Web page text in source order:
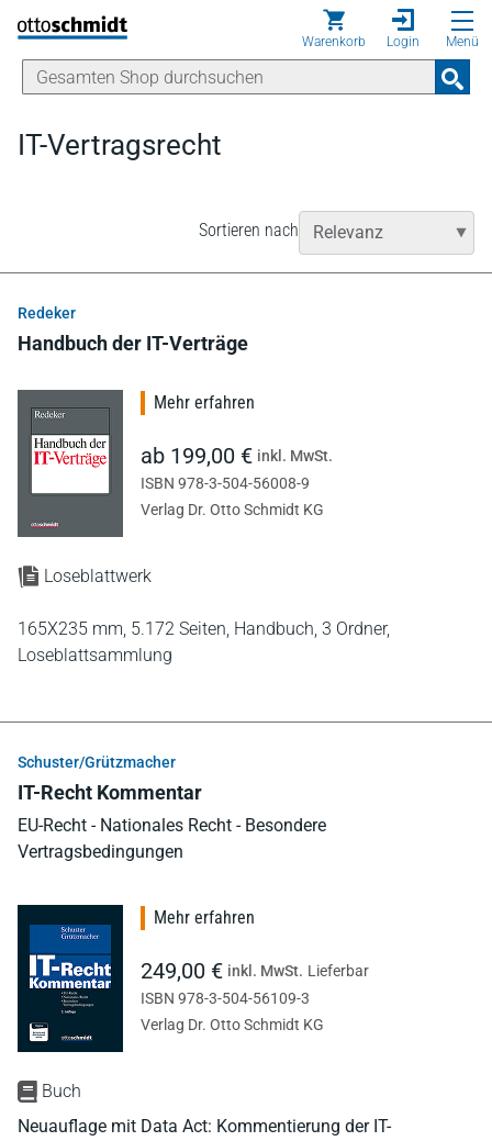
Direkt zum Inhalt
Warenkorb Login Menü
IT-Vertragsrecht
Sortieren nach
Redeker
Handbuch der IT-Verträge
Loseblattwerk
165X235 mm, 5.172 Seiten, Handbuch, 3 Ordner,
Loseblattsammlung
Mehr erfahren
ab 199,00 € inkl. MwSt.
ISBN 978-3-504-56008-9
Verlag Dr. Otto Schmidt KG
Schuster/Grützmacher
IT-Recht Kommentar
EU-Recht - Nationales Recht - Besondere
Vertragsbedingungen
Buch
Neuauflage mit Data Act: Kommentierung der IT-
Mehr erfahren
249,00 € inkl. MwSt. Lieferbar
ISBN 978-3-504-56109-3
Verlag Dr. Otto Schmidt KG